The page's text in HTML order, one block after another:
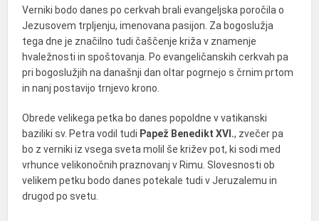
Verniki bodo danes po cerkvah brali evangeljska poročila o
Jezusovem trpljenju, imenovana pasijon. Za bogoslužja
tega dne je značilno tudi čaščenje križa v znamenje
hvaležnosti in spoštovanja. Po evangeličanskih cerkvah pa
pri bogoslužjih na današnji dan oltar pogrnejo s črnim prtom
in nanj postavijo trnjevo krono.
Obrede velikega petka bo danes popoldne v vatikanski
baziliki sv. Petra vodil tudi Papež Benedikt XVI., zvečer pa
bo z verniki iz vsega sveta molil še križev pot, ki sodi med
vrhunce velikonočnih praznovanj v Rimu. Slovesnosti ob
velikem petku bodo danes potekale tudi v Jeruzalemu in
drugod po svetu.